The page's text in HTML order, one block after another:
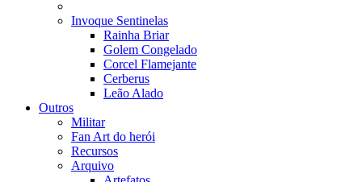
Invoque Sentinelas
Rainha Briar
Golem Congelado
Corcel Flamejante
Cerberus
Leão Alado
Outros
Militar
Fan Art do herói
Recursos
Arquivo